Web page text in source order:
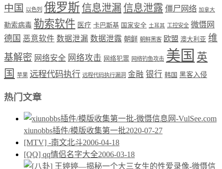
中国 以色列 俄罗斯信息泄漏信息泄露 僵尸网络 加拿大
勒索病毒 勒索软件 医疗 卡巴斯基 国家安全 土耳其 工控安全 微慑网
德国 恶意软件 数据泄漏 数据泄露 朝鲜 朝鲜黑客 欧盟 澳大利亚 维
基解密 网络安全 网络攻击 网络犯罪 网络钓鱼攻击 美国 英
国
苹果 远程代码执行 远程代码执行漏洞 金融 银行 韩国 黑客入侵
热门文章
xiunobbs插件/模版收集第一批2020-07-27
[MTV] -南文北斗2006-04-18
[QQ] qq情侣名字大全2006-03-18